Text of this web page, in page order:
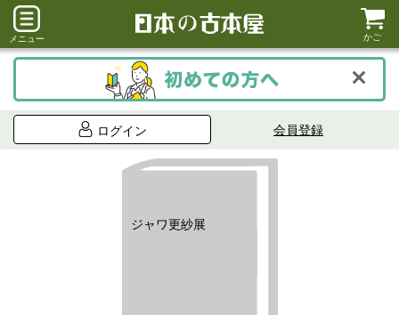
メニュー かご
ログイン 会員登録
ジャワ更紗展